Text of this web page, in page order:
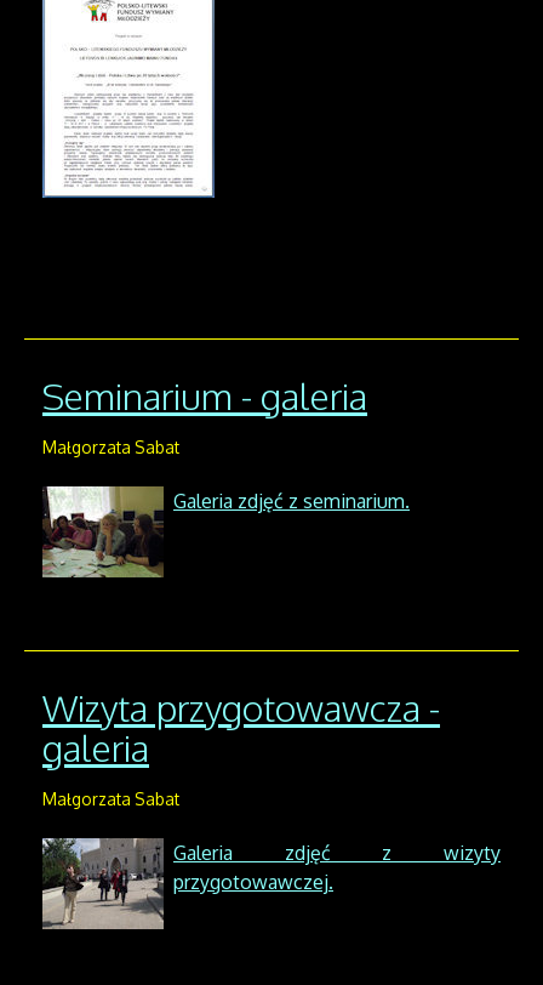
Seminarium - galeria
Małgorzata Sabat
Galeria zdjęć z seminarium.
Wizyta przygotowawcza -
galeria
Małgorzata Sabat
Galeria zdjęć z wizyty
przygotowawczej.